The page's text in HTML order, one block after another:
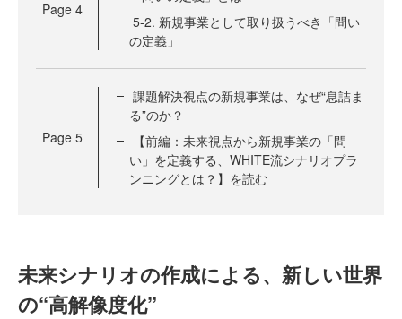
Page 4
5-2. 新規事業として取り扱うべき「問い
の定義」
Page 5
課題解決視点の新規事業は、なぜ“息詰ま
る”のか？
【前編：未来視点から新規事業の「問
い」を定義する、WHITE流シナリオプラ
ンニングとは？】を読む
未来シナリオの作成による、新しい世界
の“高解像度化”